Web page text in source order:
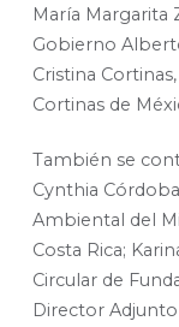
María Margarita
Gobierno
Cristina
Cortinas de
También se
Cynthia
Ambiental del
Costa Rica;
Circular de
Director